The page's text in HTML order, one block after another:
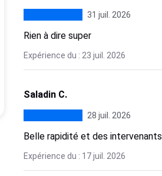
31 juil. 2026
Rien à dire super
Expérience du : 23 juil. 2026
Saladin C.
28 juil. 2026
Belle rapidité et des
Expérience du : 17 juil. 2026